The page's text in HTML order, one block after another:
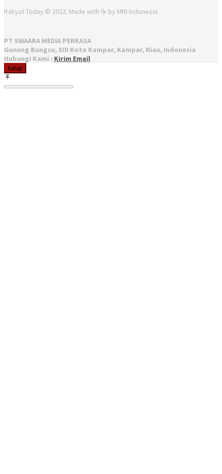
Rakyat Today © 2022. Made with ☕ by MRI Indonesia
PT SWAARA MEDIA PERKASA
Gunung Bungsu, XIII Koto Kampar, Kampar, Riau, Indonesia
Hubungi Kami : Kirim Email
tutup